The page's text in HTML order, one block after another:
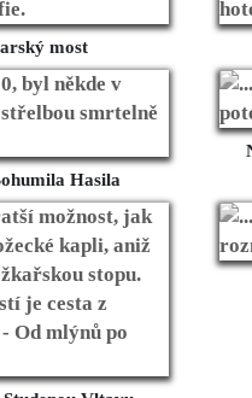
most
Hasila